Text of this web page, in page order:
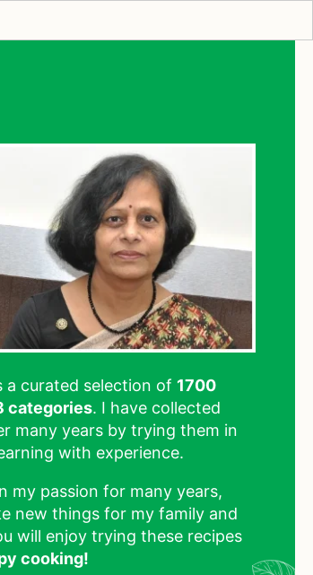
a curated selection of 1700
categories. I have collected
many years by trying them in
with experience.
my passion for many years,
new things for my family and
will enjoy trying these recipes
cooking!